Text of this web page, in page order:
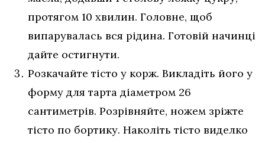
протягом 10 хвилин. Головне, щоб
випарувалась вся рідина. Готовій начинці
дайте остигнути.
Розкачайте тісто у корж. Викладіть його у
форму для тарта діаметром 26
сантиметрів. Розрівняйте, ножем зріжте
тісто по бортику. Наколіть тісто виделко